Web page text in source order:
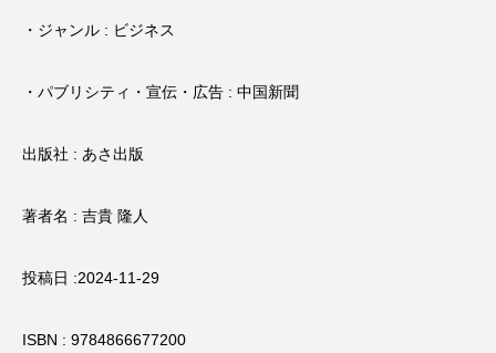
・ジャンル : ビジネス
・パブリシティ・宣伝・広告 : 中国新聞
出版社 : あさ出版
著者名 : 吉貴 隆人
投稿日 :2024-11-29
ISBN : 9784866677200